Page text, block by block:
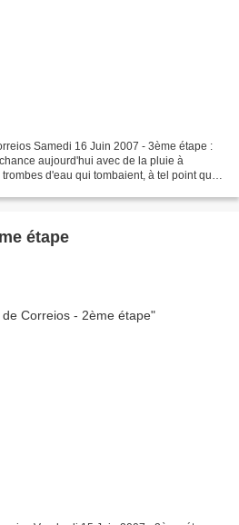
Samedi 16 Juin 2007 - 3ème étape :
aujourd'hui avec de la pluie à
d'eau qui tombaient, à tel point que
étape